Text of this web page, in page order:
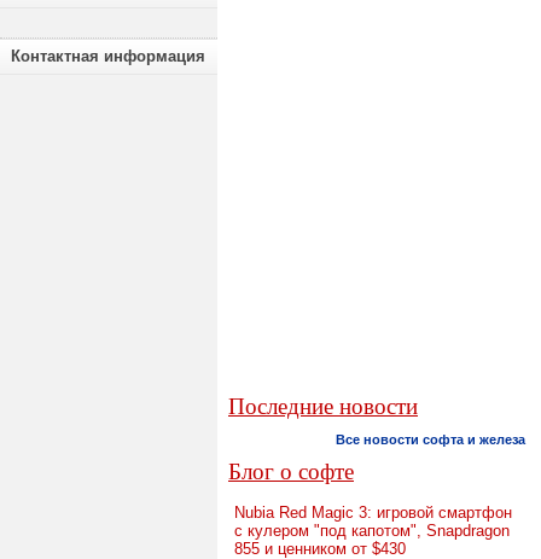
Контактная информация
Последние новости
Все новости софта и железа
Блог о софте
Nubia Red Magic 3: игровой смартфон
с кулером "под капотом", Snapdragon
855 и ценником от $430